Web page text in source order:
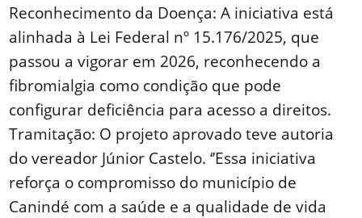
Reconhecimento da Doença: A iniciativa está
alinhada à Lei Federal nº 15.176/2025, que
passou a vigorar em 2026, reconhecendo a
fibromialgia como condição que pode
configurar deficiência para acesso a direitos.
Tramitação: O projeto aprovado teve autoria
do vereador Júnior Castelo. ‘’Essa iniciativa
reforça o compromisso do município de
Canindé com a saúde e a qualidade de vida